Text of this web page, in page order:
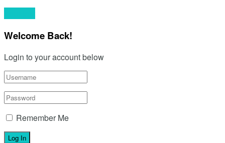
Welcome Back!
Login to your account below
Remember Me